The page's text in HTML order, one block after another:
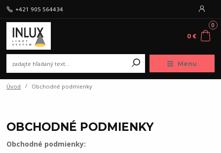
Menu
+421 905 564434
0
0 €
Úvod Obchodné podmienky
OBCHODNÉ PODMIENKY
Obchodné podmienky: